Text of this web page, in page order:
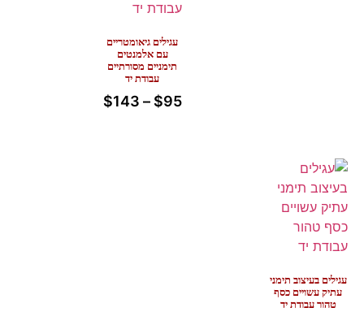
עגילים גיאומטריים
עם אלמנטים
תימניים מסורתיים
עבודת יד
$95
–
$143
עגילים בעיצוב תימני
עתיק עשויים כסף
טהור עבודת יד